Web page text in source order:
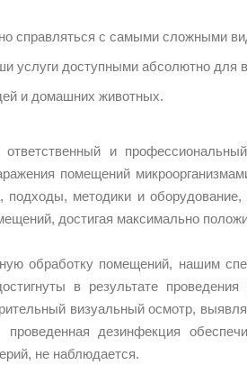
справляться с самыми сложными
услуги доступными абсолютно для
и домашних животных.
и
помещений
методики и
достигая максимально
обработку помещений, нашим
в результате
визуальный осмотр,
дезинфекция
не наблюдается.